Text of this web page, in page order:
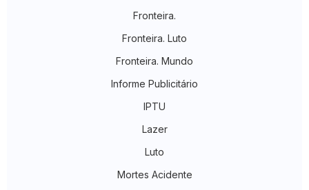
Fronteira.
Fronteira. Luto
Fronteira. Mundo
Informe Publicitário
IPTU
Lazer
Luto
Mortes Acidente